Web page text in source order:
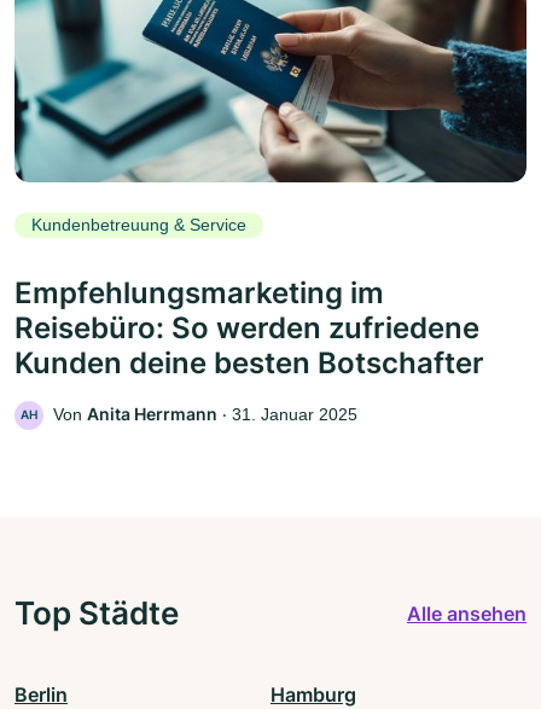
Kundenbetreuung & Service
Empfehlungsmarketing im
Reisebüro: So werden zufriedene
Kunden deine besten Botschafter
AH Von Anita Herrmann ‧ 31. Januar 2025
Top Städte Alle ansehen
Berlin Hamburg